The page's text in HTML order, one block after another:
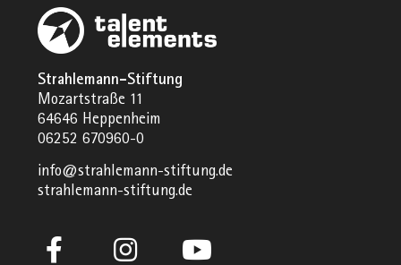
Strahlemann-Stiftung
Mozartstraße 11
64646 Heppenheim
06252 670960-0
info@strahlemann-stiftung.de
strahlemann-stiftung.de